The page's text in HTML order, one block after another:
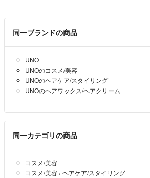
同一ブランドの商品
UNO
UNOのコスメ/美容
UNOのヘアケア/スタイリング
UNOのヘアワックス/ヘアクリーム
同一カテゴリの商品
コスメ/美容
コスメ/美容 › ヘアケア/スタイリング